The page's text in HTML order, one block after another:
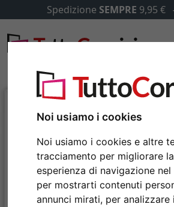
Noi usiamo i cookies
Noi usiamo i cookies e altre
tracciamento per migliorare
esperienza di navigazione
per mostrarti contenuti
annunci mirati, per
Spedizione SEMPRE 9,95 €